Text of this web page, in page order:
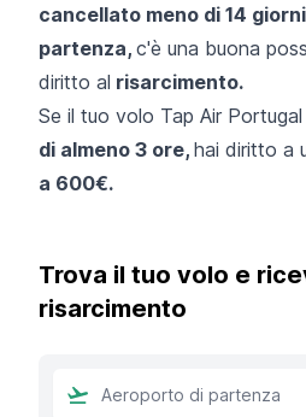
cancellato meno di 14
partenza, c'è una buona
diritto al risarcimento.
Se il tuo volo Tap Air Portugal
di almeno 3 ore, hai diritto a
a 600€.
Trova il tuo volo e
risarcimento